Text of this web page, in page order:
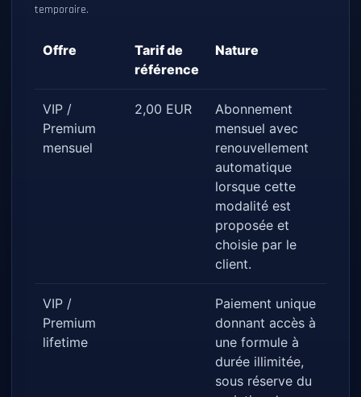
temporaire.
Offre
Tarif de
référence
Nature
VIP /
Premium
mensuel
2,00 EUR
Abonnement
mensuel avec
renouvellement
automatique
lorsque cette
modalité est
proposée et
choisie par le
client.
VIP /
Premium
lifetime
Paiement unique
donnant accès à
une formule à
durée illimitée,
sous réserve du